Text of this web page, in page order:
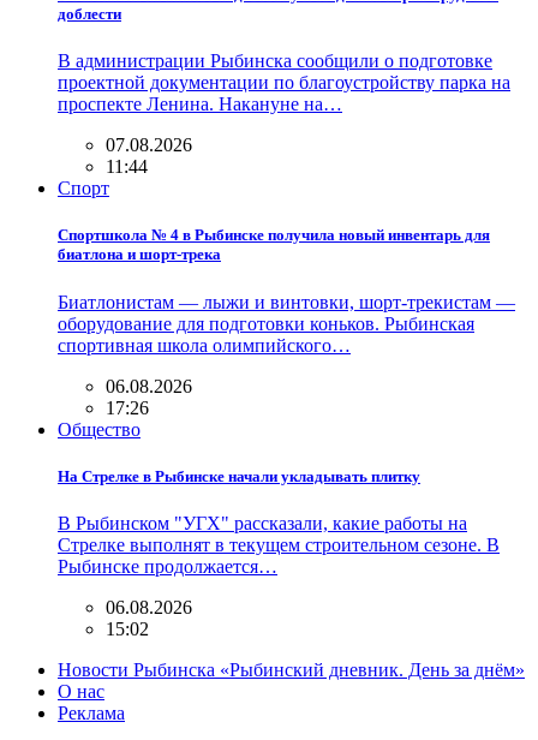
доблести
В администрации Рыбинска сообщили о подготовке
проектной документации по благоустройству парка на
проспекте Ленина. Накануне на…
07.08.2026
11:44
Спорт
Спортшкола № 4 в Рыбинске получила новый инвентарь для
биатлона и шорт-трека
Биатлонистам — лыжи и винтовки, шорт-трекистам —
оборудование для подготовки коньков. Рыбинская
спортивная школа олимпийского…
06.08.2026
17:26
Общество
На Стрелке в Рыбинске начали укладывать плитку
В Рыбинском "УГХ" рассказали, какие работы на
Стрелке выполнят в текущем строительном сезоне. В
Рыбинске продолжается…
06.08.2026
15:02
Новости Рыбинска «Рыбинский дневник. День за днём»
О нас
Реклама